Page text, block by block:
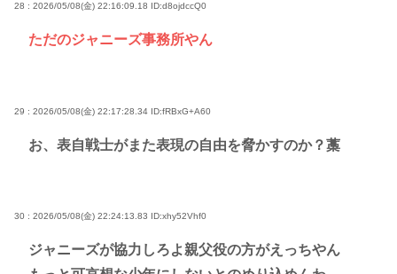
28 : 2026/05/08(金) 22:16:09.18 ID:d8ojdccQ0
ただのジャニーズ事務所やん
29 : 2026/05/08(金) 22:17:28.34 ID:fRBxG+A60
お、表自戦士がまた表現の自由を脅かすのか？藁
30 : 2026/05/08(金) 22:24:13.83 ID:xhy52Vhf0
ジャニーズが協力しろよ親父役の方がえっちやん